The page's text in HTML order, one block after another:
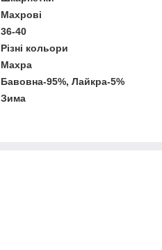
Махрові
36-40
Різні кольори
Махра
Бавовна-95%, Лайкра-5%
Зима